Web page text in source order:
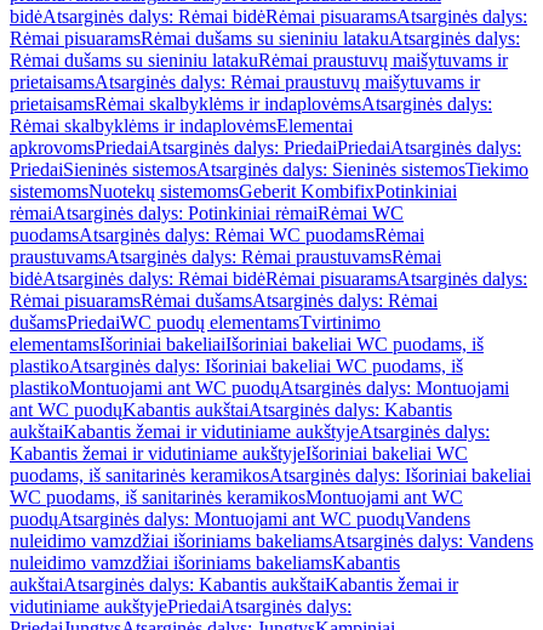
bidėAtsarginės dalys: Rėmai bidėRėmai pisuaramsAtsarginės dalys:
Rėmai pisuaramsRėmai dušams su sieniniu latakuAtsarginės dalys:
Rėmai dušams su sieniniu latakuRėmai praustuvų maišytuvams ir
prietaisamsAtsarginės dalys: Rėmai praustuvų maišytuvams ir
prietaisamsRėmai skalbyklėms ir indaplovėmsAtsarginės dalys:
Rėmai skalbyklėms ir indaplovėmsElementai
apkrovomsPriedaiAtsarginės dalys: PriedaiPriedaiAtsarginės dalys:
PriedaiSieninės sistemosAtsarginės dalys: Sieninės sistemosTiekimo
sistemomsNuotekų sistemomsGeberit KombifixPotinkiniai
rėmaiAtsarginės dalys: Potinkiniai rėmaiRėmai WC
puodamsAtsarginės dalys: Rėmai WC puodamsRėmai
praustuvamsAtsarginės dalys: Rėmai praustuvamsRėmai
bidėAtsarginės dalys: Rėmai bidėRėmai pisuaramsAtsarginės dalys:
Rėmai pisuaramsRėmai dušamsAtsarginės dalys: Rėmai
dušamsPriedaiWC puodų elementamsTvirtinimo
elementamsIšoriniai bakeliaiIšoriniai bakeliai WC puodams, iš
plastikoAtsarginės dalys: Išoriniai bakeliai WC puodams, iš
plastikoMontuojami ant WC puodųAtsarginės dalys: Montuojami
ant WC puodųKabantis aukštaiAtsarginės dalys: Kabantis
aukštaiKabantis žemai ir vidutiniame aukštyjeAtsarginės dalys:
Kabantis žemai ir vidutiniame aukštyjeIšoriniai bakeliai WC
puodams, iš sanitarinės keramikosAtsarginės dalys: Išoriniai bakeliai
WC puodams, iš sanitarinės keramikosMontuojami ant WC
puodųAtsarginės dalys: Montuojami ant WC puodųVandens
nuleidimo vamzdžiai išoriniams bakeliamsAtsarginės dalys: Vandens
nuleidimo vamzdžiai išoriniams bakeliamsKabantis
aukštaiAtsarginės dalys: Kabantis aukštaiKabantis žemai ir
vidutiniame aukštyjePriedaiAtsarginės dalys: